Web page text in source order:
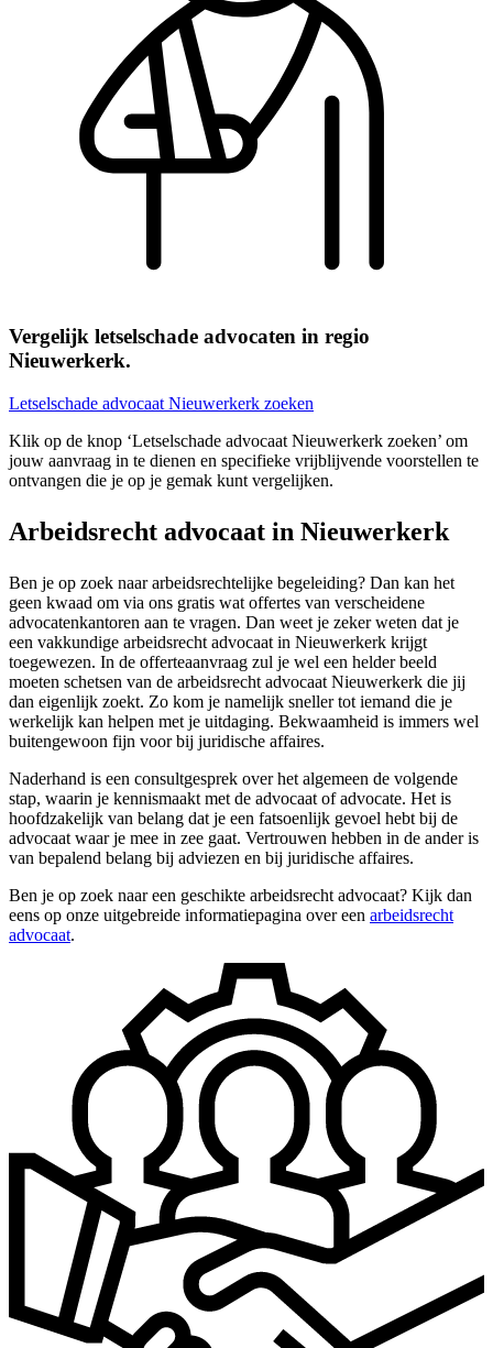
Vergelijk letselschade advocaten in regio
Nieuwerkerk.
Letselschade advocaat Nieuwerkerk zoeken
Klik op de knop ‘Letselschade advocaat Nieuwerkerk zoeken’ om
jouw aanvraag in te dienen en specifieke vrijblijvende voorstellen te
ontvangen die je op je gemak kunt vergelijken.
Arbeidsrecht advocaat in Nieuwerkerk
Ben je op zoek naar arbeidsrechtelijke begeleiding? Dan kan het
geen kwaad om via ons gratis wat offertes van verscheidene
advocatenkantoren aan te vragen. Dan weet je zeker weten dat je
een vakkundige arbeidsrecht advocaat in Nieuwerkerk krijgt
toegewezen. In de offerteaanvraag zul je wel een helder beeld
moeten schetsen van de arbeidsrecht advocaat Nieuwerkerk die jij
dan eigenlijk zoekt. Zo kom je namelijk sneller tot iemand die je
werkelijk kan helpen met je uitdaging. Bekwaamheid is immers wel
buitengewoon fijn voor bij juridische affaires.
Naderhand is een consultgesprek over het algemeen de volgende
stap, waarin je kennismaakt met de advocaat of advocate. Het is
hoofdzakelijk van belang dat je een fatsoenlijk gevoel hebt bij de
advocaat waar je mee in zee gaat. Vertrouwen hebben in de ander is
van bepalend belang bij adviezen en bij juridische affaires.
Ben je op zoek naar een geschikte arbeidsrecht advocaat? Kijk dan
eens op onze uitgebreide informatiepagina over een arbeidsrecht
advocaat.